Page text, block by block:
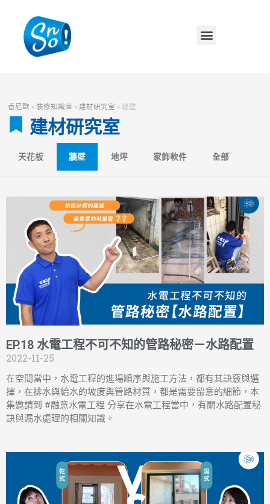
香尼歐 »裝修知識庫 » 建材研究室 »牆壁
建材研究室
天花板 牆壁 地坪 家飾軟件 全部
EP.18 水電工程不可不知的管路秘密－水路配置
2022-11-25
在空間當中，水電工程的進場順序與施工方法，都有其訣竅與選
擇，在排水與給水的坡度與管路材質，都是需要留意的細節，本
集邀請到 #融意水電工程 分享在水電工程當中，有關水路配置秘
訣與漏水處理的相關知識。